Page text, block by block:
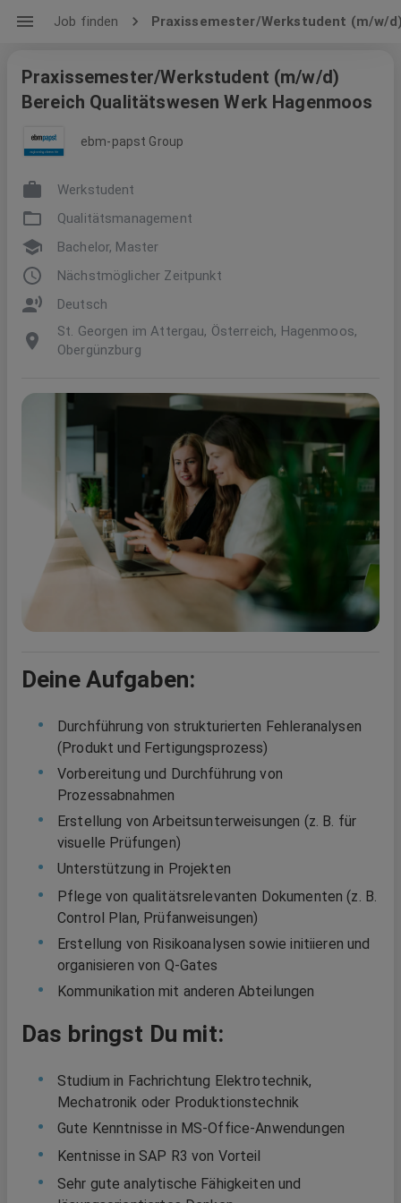
Job finden Praxissemester/Werkstudent (m/w/
Praxissemester/Werkstudent (m/w/d)
Bereich Qualitätswesen Werk Hagenmoos
ebm-papst Group
Werkstudent
Qualitätsmanagement
Bachelor, Master
Nächstmöglicher Zeitpunkt
Deutsch
St. Georgen im Attergau, Österreich, Hagenmoos,
Obergünzburg
Deine Aufgaben:
Durchführung von strukturierten Fehleranalysen
(Produkt und Fertigungsprozess)
Vorbereitung und Durchführung von
Prozessabnahmen
Erstellung von Arbeitsunterweisungen (z. B. für
visuelle Prüfungen)
Unterstützung in Projekten
Pflege von qualitätsrelevanten Dokumenten (z. B.
Control Plan, Prüfanweisungen)
Erstellung von Risikoanalysen sowie initiieren und
organisieren von Q-Gates
Kommunikation mit anderen Abteilungen
Das bringst Du mit:
Studium in Fachrichtung Elektrotechnik,
Mechatronik oder Produktionstechnik
Gute Kenntnisse in MS-Office-Anwendungen
Kentnisse in SAP R3 von Vorteil
Sehr gute analytische Fähigkeiten und